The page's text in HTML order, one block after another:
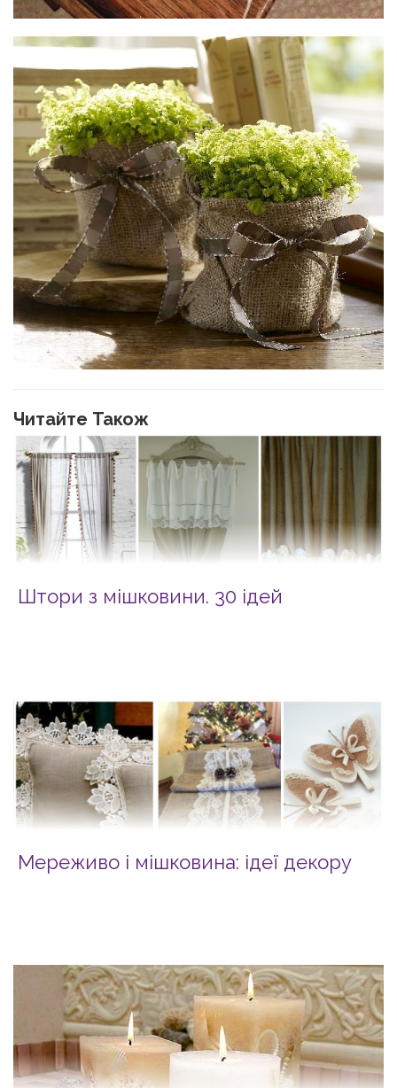
Читайте Також
Штори з мішковини. 30 ідей
Мереживо і мішковина: ідеї декору